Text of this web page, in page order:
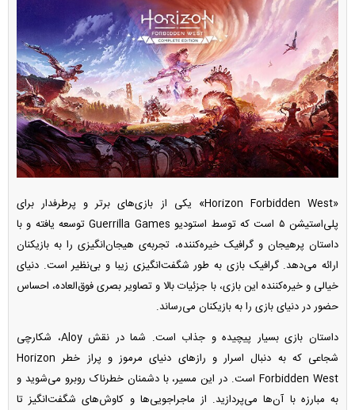
«Horizon Forbidden West» یکی از بازی‌های برتر و پرطرفدار برای
پلی‌استیشن ۵ است که توسط استودیو Guerrilla Games توسعه یافته و با
داستان پرهیجان و گرافیک خیره‌کننده، تجربه‌ی هیجان‌انگیزی را به بازیکنان
ارائه می‌دهد. گرافیک بازی به طور شگفت‌انگیزی زیبا و بی‌نظیر است. دنیای
خیالی و خیره‌کننده این بازی، با جزئیات بالا و تصاویر بصری فوق‌العاده، احساس
حضور در دنیای بازی را به بازیکنان می‌رساند.
داستان بازی بسیار پیچیده و جذاب است. شما در نقش Aloy، شکارچی
شجاعی که به دنبال اسرار و راز‌های دنیای مرموز و پراز خطر Horizon
Forbidden West است. در این مسیر، با دشمنان خطرناک روبرو می‌شوید و
به مبارزه با آن‌ها می‌پردازید. از ماجراجویی‌ها و کاوش‌های شگفت‌انگیز تا